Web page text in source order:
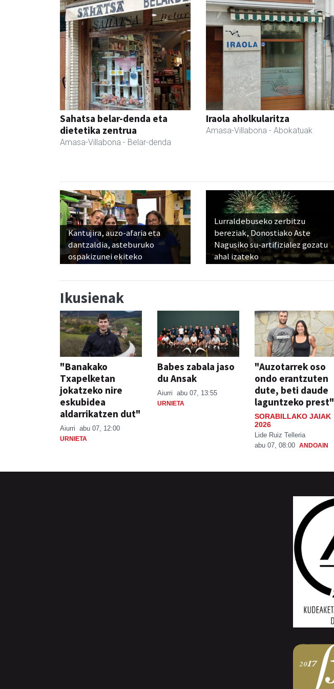
Sahatsa belar-denda eta
dietetika zentrua
Amasa-Villabona - Belar-denda
Iraola aholkularitza
Amasa-Villabona - Abokatuak
Kantujira, auzo-afaria eta
dantzaldia, asteburuko
ospakizunei ekiteko
Lurraldebuseko zerbitzu
bereziak, Donostiako Aste
Nagusiko su-artifizialez gozatu
ahal izateko
Ikusienak
"Banakako
Txapelketan
jokatzeko nire
eskubidea
aldarrikatzen dut"
Aiurri abu 07, 12:00
URNIETA
Babes zabala jaso
du Ansak
Aiurri abu 07, 13:55
URNIETA
"Auzotarrek oso
ondo erantzuten
dute, beti daude
laguntzeko prest"
SORABILLAKO JAIAK
2026
Lide Ruiz Telleria
abu 07, 08:00 ANDOAIN